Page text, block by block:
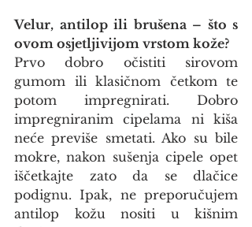
Velur, antilop ili brušena – što s
ovom osjetljivijom vrstom kože?
Prvo dobro očistiti sirovom
gumom ili klasičnom četkom te
potom impregnirati. Dobro
impregniranim cipelama ni kiša
neće previše smetati. Ako su bile
mokre, nakon sušenja cipele opet
iščetkajte zato da se dlačice
podignu. Ipak, ne preporučujem
antilop kožu nositi u kišnim